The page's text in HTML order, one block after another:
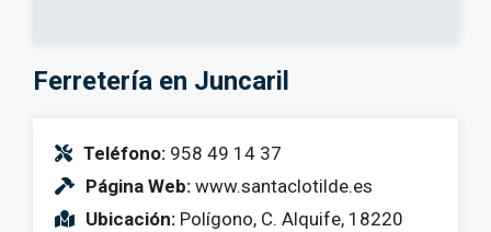
Ferretería en Juncaril
Teléfono: 958 49 14 37
Página Web: www.santaclotilde.es
Ubicación: Polígono, C. Alquife, 18220